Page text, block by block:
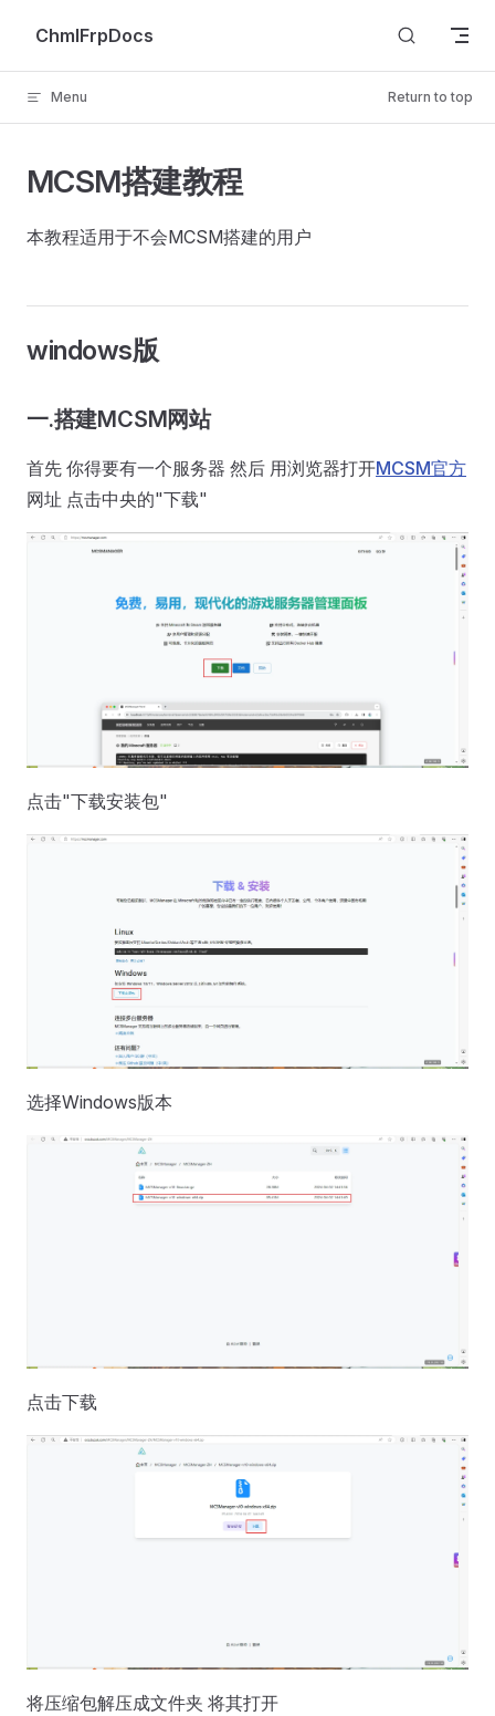
Skip to content
ChmlFrpDocs
Menu Return to top
MCSM搭建教程
本教程适用于不会MCSM搭建的用户
windows版
一.搭建MCSM网站
首先 你得要有一个服务器 然后 用浏览器打开MCSM官方
网址 点击中央的"下载"
点击"下载安装包"
选择Windows版本
点击下载
将压缩包解压成文件夹 将其打开